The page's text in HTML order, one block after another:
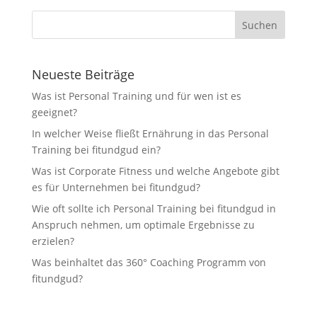
Neueste Beiträge
Was ist Personal Training und für wen ist es
geeignet?
In welcher Weise fließt Ernährung in das Personal
Training bei fitundgud ein?
Was ist Corporate Fitness und welche Angebote gibt
es für Unternehmen bei fitundgud?
Wie oft sollte ich Personal Training bei fitundgud in
Anspruch nehmen, um optimale Ergebnisse zu
erzielen?
Was beinhaltet das 360° Coaching Programm von
fitundgud?